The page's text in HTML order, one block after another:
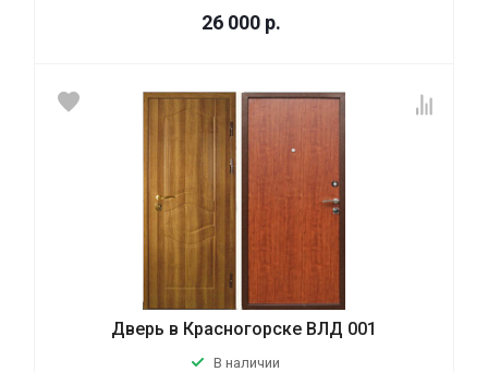
26 000 р.
Дверь в Красногорске ВЛД 001
В наличии